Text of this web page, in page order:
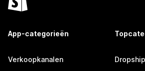
App-categorieën
Verkoopkanalen